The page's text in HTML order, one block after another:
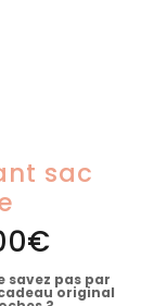
sac
€Plage
de
prix :
16,00€
à
savez pas par
original